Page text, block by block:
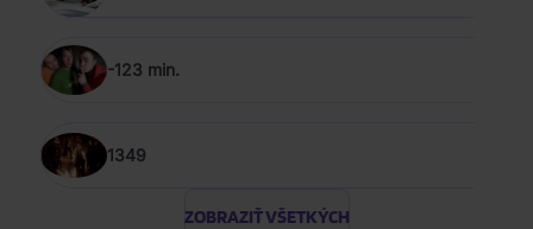
-123 min.
1349
ZOBRAZIŤ VŠETKÝCH